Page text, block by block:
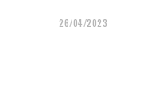
26/04/2023